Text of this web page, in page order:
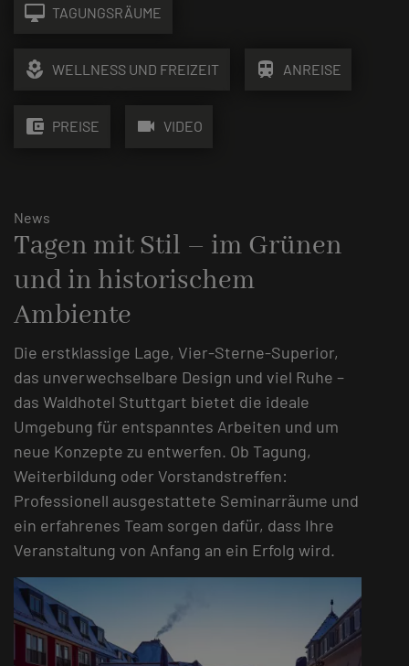
desktop_mac TAGUNGSRÄUME
local_florist WELLNESS UND FREIZEIT train ANREISE
account_balance_wallet PREISE videocam VIDEO
News
Tagen mit Stil – im Grünen
und in historischem
Ambiente
Die erstklassige Lage, Vier-Sterne-Superior,
das unverwechselbare Design und viel Ruhe –
das Waldhotel Stuttgart bietet die ideale
Umgebung für entspanntes Arbeiten und um
neue Konzepte zu entwerfen. Ob Tagung,
Weiterbildung oder Vorstandstreffen:
Professionell ausgestattete Seminarräume und
ein erfahrenes Team sorgen dafür, dass Ihre
Veranstaltung von Anfang an ein Erfolg wird.